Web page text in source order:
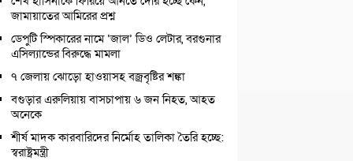
জামায়াতের আমিরের প্রশ্ন
ডেপুটি স্পিকারের নামে ‘জাল’ ডিও লেটার, বরগুনার
এসিল্যান্ডের বিরুদ্ধে মামলা
৭ জেলায় ঝোড়ো হাওয়াসহ বজ্রবৃষ্টির শঙ্কা
বগুড়ার এরুলিয়ায় বাসচাপায় ৬ জন নিহত, আহত
অনেকে
শীর্ষ মাদক কারবারিদের নির্মোহ তালিকা তৈরি হচ্ছে:
স্বরাষ্ট্রমন্ত্রী